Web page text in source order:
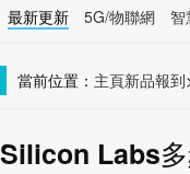
最新更新 5G/物聯網
當前位置： 主頁新品報到
Silicon Labs